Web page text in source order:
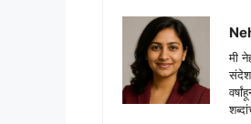
मी